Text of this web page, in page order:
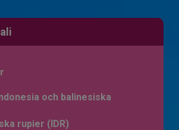
och balinesiska
rupier (IDR)